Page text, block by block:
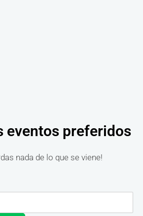
eventos preferidos
nada de lo que se viene!